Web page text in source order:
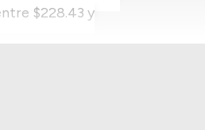
$228.43 y